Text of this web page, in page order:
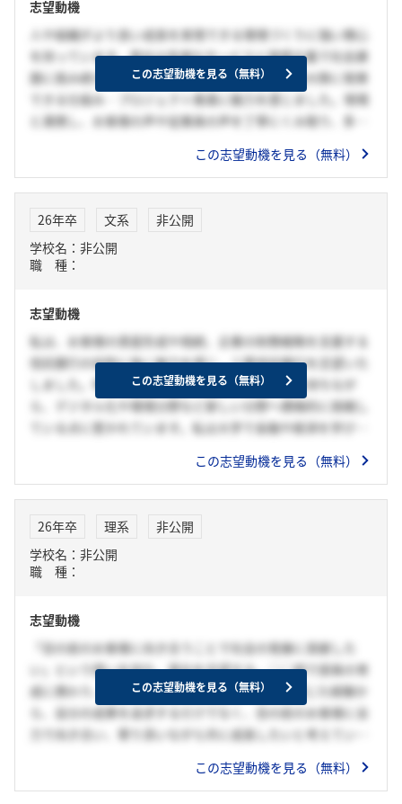
志望動機
人や組織がより良い成長を実現できる環境づくりに強い関心
を持っています。貴社は多様なサービスと現場主義で社会課
題に挑み続けており、個々が持つ力や可能性を最大限に発揮
できる仕組み・プロジェクト推進に魅力を感じました。現場
と連携し、お客様の声や従業員の声を丁寧にくみ取り、多様
たいです。サークルや塾講師で培った課題発見力、協働力、
現場課題の可視化・最適化に取り組み、挑戦を継続できる環
境で自らも成長を続けたいです。さらに、貴社の多様なサー
ビスを通じて、社会全体の持続可能な発展に寄与することを
を提案し、イノベーションを推進することで、貴社の成長と
社会全体の発展に寄与したいと強く願っています。貴社の一
員として、共に新たな価値を創造し、社会に貢献できること
を心から望んでいます。
この志望動機を見る（無料）
この志望動機を見る（無料）
26年卒 文系
非公開
学校名：非公開
職 種：
志望動機
私は、お客様の資産形成や相続、企業の財務戦略を支援する
信託銀行の役割に強く魅力を感じ、三菱信託銀行を志望いた
しました。特に、長い歴史と安定した経営基盤を持ちなが
ら、デジタル化や環境分野など新しい分野へ積極的に挑戦し
ている点に惹かれています。私は大学で金融や経済を学び、
専門性の高いサービスを通じて、お客様一人ひとりのニーズ
門性を高めて幅広いお客様の課題解決に取り組みたいです。
この志望動機を見る（無料）
この志望動機を見る（無料）
26年卒 理系
非公開
学校名：非公開
職 種：
志望動機
「目の前のお客様に向き合うことで社会の発展に貢献した
い」という想いを持ち、貴社を志望する。○○部で部員の育
成に携わり、誰かの成功を支えることに喜びを感じた経験か
ら、自分の成果を追求するだけでなく、目の前のお客様に全
力で向き合い、寄り添いながら共に成長したいと考えてい
携わり、企業の資産活用を通じて長期的な成長を支えること
この志望動機を見る（無料）
この志望動機を見る（無料）